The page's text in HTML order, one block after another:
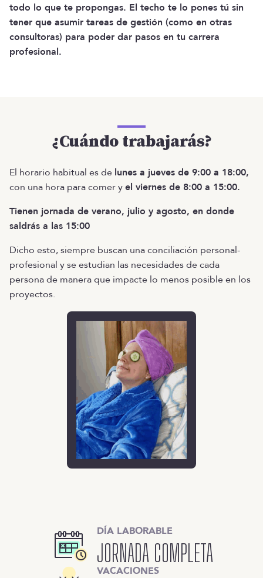
todo lo que te propongas. El techo te lo pones tú sin
tener que asumir tareas de gestión (como en otras
consultoras) para poder dar pasos en tu carrera
profesional.
¿Cuándo trabajarás?
El horario habitual es de lunes a jueves de 9:00 a 18:00,
con una hora para comer yel viernes de 8:00 a 15:00.
Tienen jornada de verano, julio y agosto, en donde
saldrás a las 15:00
Dicho esto, siempre buscan una conciliación personal-
profesional y se estudian las necesidades de cada
persona de manera que impacte lo menos posible en los
proyectos.
DÍA LABORABLE
JORNADA COMPLETA
VACACIONES